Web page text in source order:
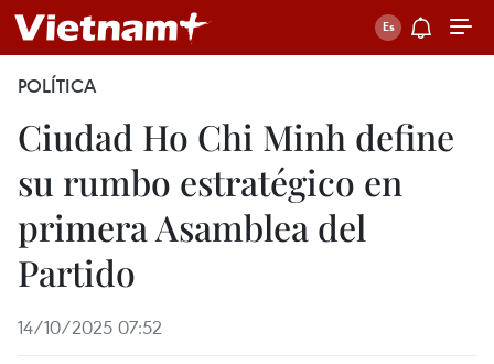
POLÍTICA
Ciudad Ho Chi Minh define
su rumbo estratégico en
primera Asamblea del
Partido
14/10/2025 07:52